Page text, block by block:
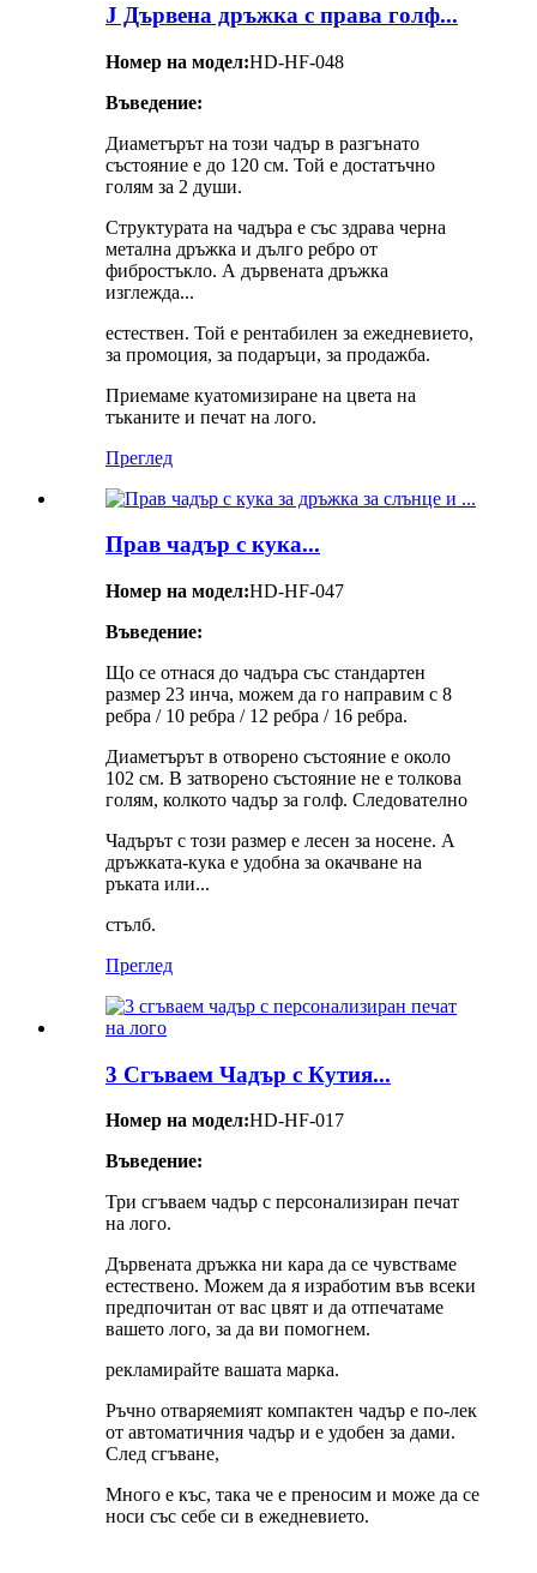
J Дървена дръжка с права голф...
Номер на модел:HD-HF-048
Въведение:
Диаметърът на този чадър в разгънато
състояние е до 120 см. Той е достатъчно
голям за 2 души.
Структурата на чадъра е със здрава черна
метална дръжка и дълго ребро от
фибростъкло. А дървената дръжка
изглежда...
естествен. Той е рентабилен за ежедневието,
за промоция, за подаръци, за продажба.
Приемаме куатомизиране на цвета на
тъканите и печат на лого.
Преглед
Прав чадър с кука...
Номер на модел:HD-HF-047
Въведение:
Що се отнася до чадъра със стандартен
размер 23 инча, можем да го направим с 8
ребра / 10 ребра / 12 ребра / 16 ребра.
Диаметърът в отворено състояние е около
102 см. В затворено състояние не е толкова
голям, колкото чадър за голф. Следователно
Чадърът с този размер е лесен за носене. А
дръжката-кука е удобна за окачване на
ръката или...
стълб.
Преглед
3 Сгъваем Чадър с Кутия...
Номер на модел:HD-HF-017
Въведение:
Три сгъваем чадър с персонализиран печат
на лого.
Дървената дръжка ни кара да се чувстваме
естествено. Можем да я изработим във всеки
предпочитан от вас цвят и да отпечатаме
вашето лого, за да ви помогнем.
рекламирайте вашата марка.
Ръчно отваряемият компактен чадър е по-лек
от автоматичния чадър и е удобен за дами.
След сгъване,
Много е къс, така че е преносим и може да се
носи със себе си в ежедневието.